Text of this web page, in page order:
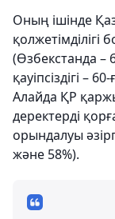
Оның ішінде
қолжетімділігі
(Өзбекстанда –
қауіпсіздігі –
Алайда ҚР
деректерді
орындалуы
және 58%).